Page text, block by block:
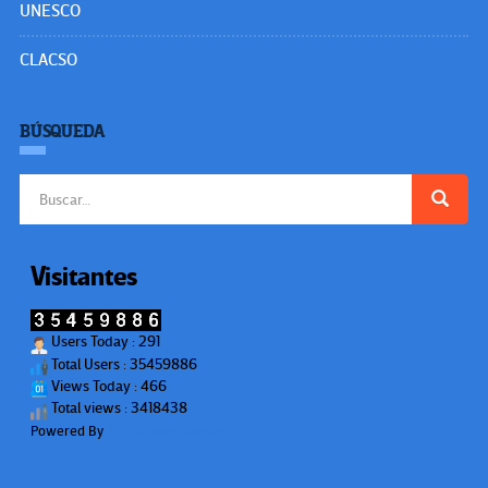
UNESCO
CLACSO
BÚSQUEDA
Visitantes
Users Today : 291
Total Users : 35459886
Views Today : 466
Total views : 3418438
Powered By